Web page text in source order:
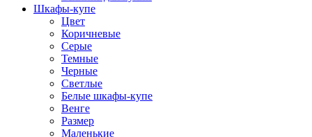
Шкафы-купе
Цвет
Коричневые
Серые
Темные
Черные
Светлые
Белые шкафы-купе
Венге
Размер
Маленькие